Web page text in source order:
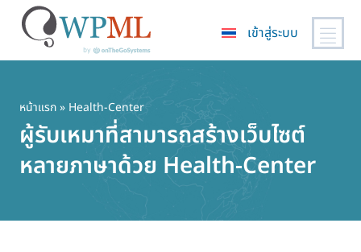
เนื้อหา
หลัก
เข้าสู่ระบบ
หน้าแรก» Health-Center
ผู้รับเหมาที่สามารถสร้างเว็บไซต์
หลายภาษาด้วย Health-Center